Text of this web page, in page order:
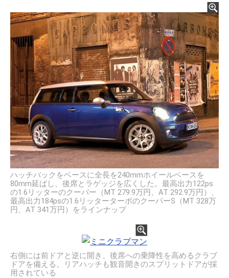
ハッチバックをベースに全長を240mmホイールベースを
80mm延ばし、後席とラゲッジを広くした。最高出力122ps
の1.6リッターのクーパー（MT 279.9万円、AT 292.9万円）、
最高出力184psの1.6リッターターボのクーパーS（MT 328万
円、AT 341万円）をラインナップ
右側には前ドアと逆に開き、後席への乗降性を高めるクラブ
ドアを備える。リアハッチも観音開きのスプリットドアが採
用されている